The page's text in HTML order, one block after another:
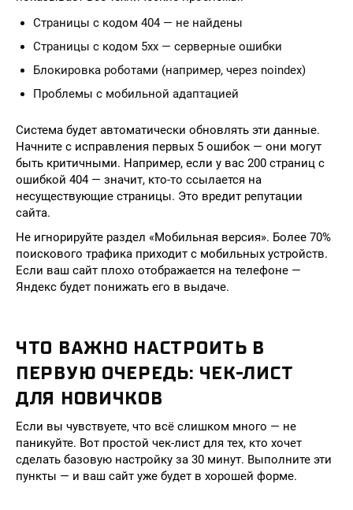
Страницы с кодом 404 — не найдены
Страницы с кодом 5xx — серверные ошибки
Блокировка роботами (например, через noindex)
Проблемы с мобильной адаптацией
Система будет автоматически обновлять эти данные.
Начните с исправления первых 5 ошибок — они могут
быть критичными. Например, если у вас 200 страниц с
ошибкой 404 — значит, кто-то ссылается на
несуществующие страницы. Это вредит репутации
сайта.
Не игнорируйте раздел «Мобильная версия». Более 70%
поискового трафика приходит с мобильных устройств.
Если ваш сайт плохо отображается на телефоне —
Яндекс будет понижать его в выдаче.
ЧТО ВАЖНО НАСТРОИТЬ В
ПЕРВУЮ ОЧЕРЕДЬ: ЧЕК-ЛИСТ
ДЛЯ НОВИЧКОВ
Если вы чувствуете, что всё слишком много — не
паникуйте. Вот простой чек-лист для тех, кто хочет
сделать базовую настройку за 30 минут. Выполните эти
пункты — и ваш сайт уже будет в хорошей форме.